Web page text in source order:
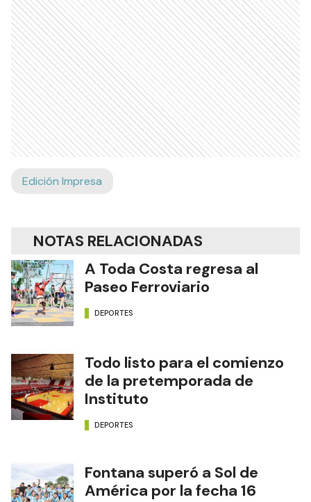
Edición Impresa
NOTAS RELACIONADAS
A Toda Costa regresa al
Paseo Ferroviario
DEPORTES
Todo listo para el comienzo
de la pretemporada de
Instituto
DEPORTES
Fontana superó a Sol de
América por la fecha 16